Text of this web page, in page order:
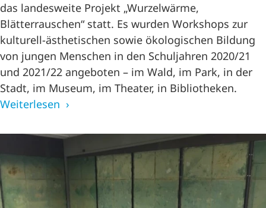
das landesweite Projekt „Wurzelwärme,
Blätterrauschen“ statt. Es wurden Workshops zur
kulturell-ästhetischen sowie ökologischen Bildung
von jungen Menschen in den Schuljahren 2020/21
und 2021/22 angeboten – im Wald, im Park, in der
Stadt, im Museum, im Theater, in Bibliotheken.
Weiterlesen